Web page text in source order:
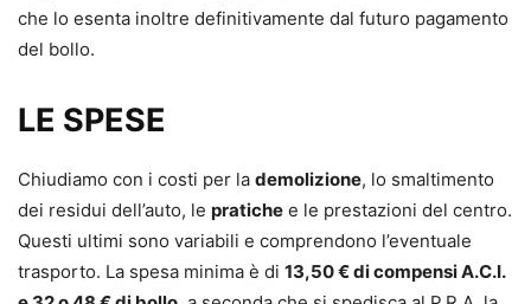
che lo esenta inoltre definitivamente dal futuro pagamento
del bollo.
LE SPESE
Chiudiamo con i costi per la demolizione, lo smaltimento
dei residui dell’auto, le pratiche e le prestazioni del centro.
Questi ultimi sono variabili e comprendono l’eventuale
trasporto. La spesa minima è di 13,50 € di compensi A.C.I.